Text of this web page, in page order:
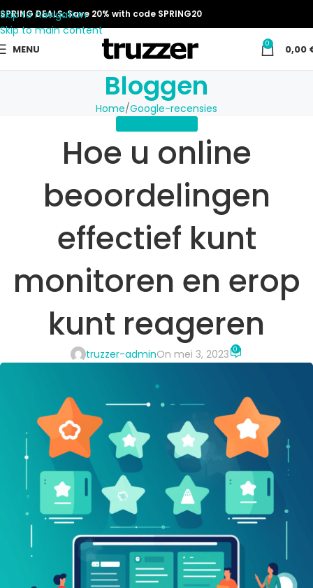
Skip to navigation
Skip to main content
SPRING DEALS: Save 20% with code SPRING20
MENU 0 0,00
Bloggen
Home Google-recensies
Hoe u online
beoordelingen
effectief kunt
monitoren en erop
kunt reageren
truzzer-adminOn mei 3, 2023 0